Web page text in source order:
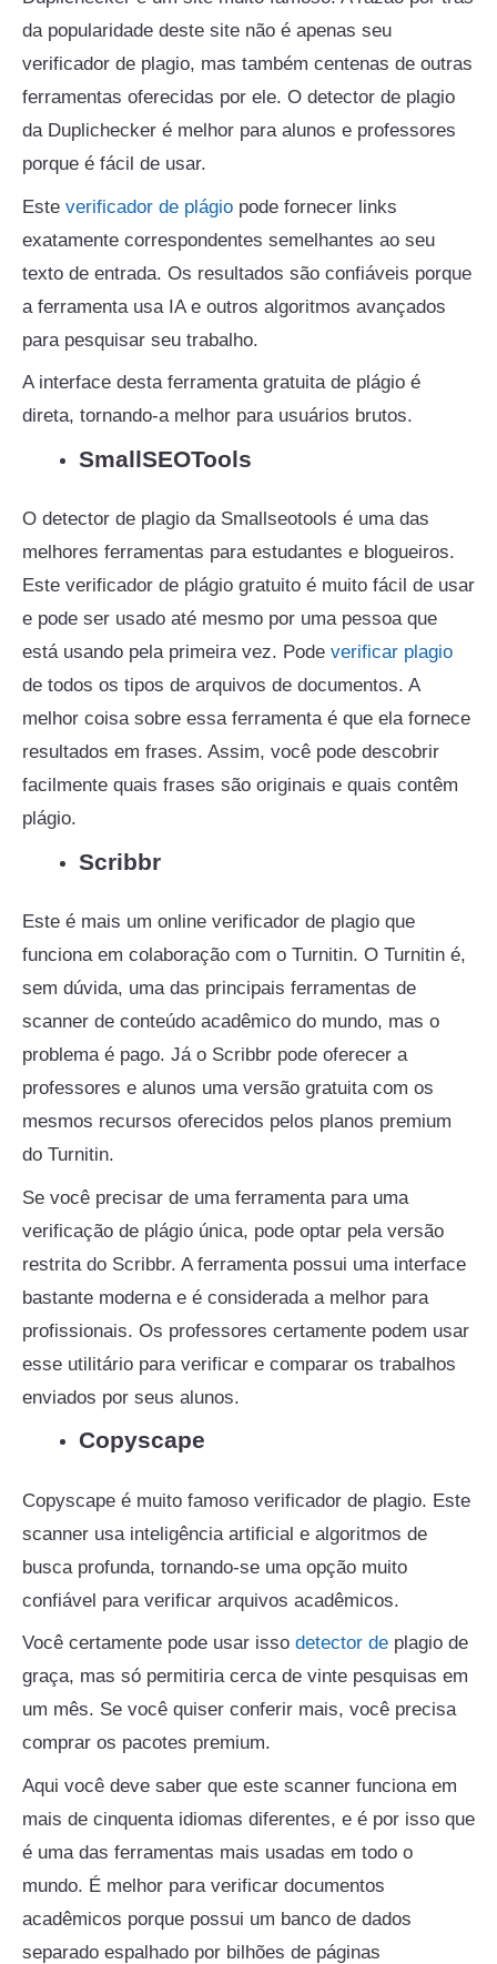
da popularidade deste site não é apenas seu
verificador de plagio, mas também centenas de outras
ferramentas oferecidas por ele. O detector de plagio
da Duplichecker é melhor para alunos e professores
porque é fácil de usar.
Este verificador de plágio pode fornecer links
exatamente correspondentes semelhantes ao seu
texto de entrada. Os resultados são confiáveis ​​porque
a ferramenta usa IA e outros algoritmos avançados
para pesquisar seu trabalho.
A interface desta ferramenta gratuita de plágio é
direta, tornando-a melhor para usuários brutos.
SmallSEOTools
O detector de plagio da Smallseotools é uma das
melhores ferramentas para estudantes e blogueiros.
Este verificador de plágio gratuito é muito fácil de usar
e pode ser usado até mesmo por uma pessoa que
está usando pela primeira vez. Pode verificar plagio
de todos os tipos de arquivos de documentos. A
melhor coisa sobre essa ferramenta é que ela fornece
resultados em frases. Assim, você pode descobrir
facilmente quais frases são originais e quais contêm
plágio.
Scribbr
Este é mais um online verificador de plagio que
funciona em colaboração com o Turnitin. O Turnitin é,
sem dúvida, uma das principais ferramentas de
scanner de conteúdo acadêmico do mundo, mas o
problema é pago. Já o Scribbr pode oferecer a
professores e alunos uma versão gratuita com os
mesmos recursos oferecidos pelos planos premium
do Turnitin.
Se você precisar de uma ferramenta para uma
verificação de plágio única, pode optar pela versão
restrita do Scribbr. A ferramenta possui uma interface
bastante moderna e é considerada a melhor para
profissionais. Os professores certamente podem usar
esse utilitário para verificar e comparar os trabalhos
enviados por seus alunos.
Copyscape
Copyscape é muito famoso verificador de plagio. Este
scanner usa inteligência artificial e algoritmos de
busca profunda, tornando-se uma opção muito
confiável para verificar arquivos acadêmicos.
Você certamente pode usar isso detector de plagio de
graça, mas só permitiria cerca de vinte pesquisas em
um mês. Se você quiser conferir mais, você precisa
comprar os pacotes premium.
Aqui você deve saber que este scanner funciona em
mais de cinquenta idiomas diferentes, e é por isso que
é uma das ferramentas mais usadas em todo o
mundo. É melhor para verificar documentos
acadêmicos porque possui um banco de dados
separado espalhado por bilhões de páginas